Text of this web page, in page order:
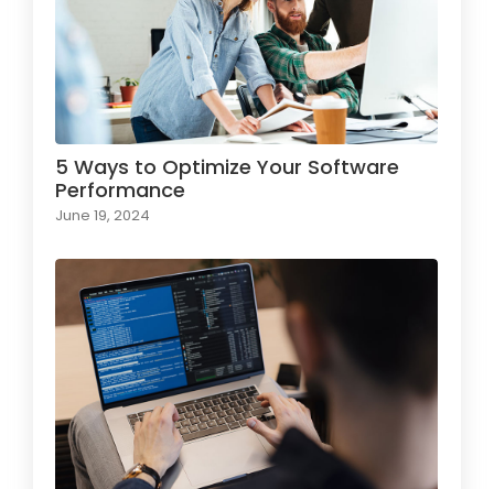
5 Ways to Optimize Your Software
Performance
June 19, 2024